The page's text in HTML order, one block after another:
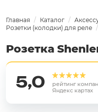
Главная Каталог
Розетки (колодки) для реле
Розетка
5,0
рейтинг
Яндекс картах